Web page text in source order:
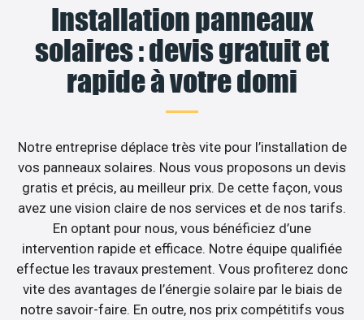
Installation panneaux
solaires : devis gratuit et
rapide à votre domi
Notre entreprise déplace très vite pour l’installation de
vos panneaux solaires. Nous vous proposons un devis
gratis et précis, au meilleur prix. De cette façon, vous
avez une vision claire de nos services et de nos tarifs.
En optant pour nous, vous bénéficiez d’une
intervention rapide et efficace. Notre équipe qualifiée
effectue les travaux prestement. Vous profiterez donc
vite des avantages de l’énergie solaire par le biais de
notre savoir-faire. En outre, nos prix compétitifs vous